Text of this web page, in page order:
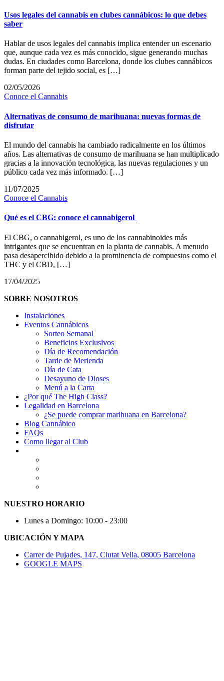
Usos legales del cannabis en clubes cannábicos: lo que debes
saber
Hablar de usos legales del cannabis implica entender un escenario
que, aunque cada vez es más conocido, sigue generando muchas
dudas. En ciudades como Barcelona, donde los clubes cannábicos
forman parte del tejido social, es […]
02/05/2026
Conoce el Cannabis
Alternativas de consumo de marihuana: nuevas formas de
disfrutar
El mundo del cannabis ha cambiado radicalmente en los últimos
años. Las alternativas de consumo de marihuana se han multiplicado
gracias a la innovación tecnológica, las nuevas regulaciones y un
público cada vez más informado. […]
11/07/2025
Conoce el Cannabis
Qué es el CBG: conoce el cannabigerol
El CBG, o cannabigerol, es uno de los cannabinoides más
intrigantes que se encuentran en la planta de cannabis. A menudo
pasa desapercibido debido a la prominencia de compuestos como el
THC y el CBD, […]
17/04/2025
SOBRE NOSOTROS
Instalaciones
Eventos Cannábicos
Sorteo Semanal
Beneficios Exclusivos
Día de Recomendación
Tarde de Merienda
Día de Cata
Desayuno de Dioses
Menú a la Carta
¿Por qué The High Class?
Legalidad en Barcelona
¿Se puede comprar marihuana en Barcelona?
Blog Cannábico
FAQs
Como llegar al Club
NUESTRO HORARIO
Lunes a Domingo: 10:00 - 23:00
UBICACIÓN Y MAPA
Carrer de Pujades, 147, Ciutat Vella, 08005 Barcelona
GOOGLE MAPS